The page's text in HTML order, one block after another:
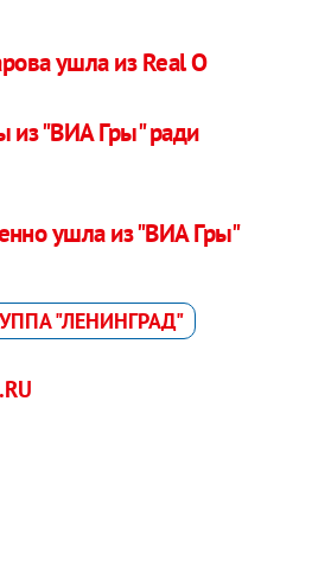
ушла из Real O
из "ВИА Гры" ради
ушла из "ВИА Гры"
"ЛЕНИНГРАД"